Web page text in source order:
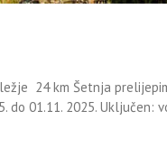
24 km Šetnja
01.11. 2025.